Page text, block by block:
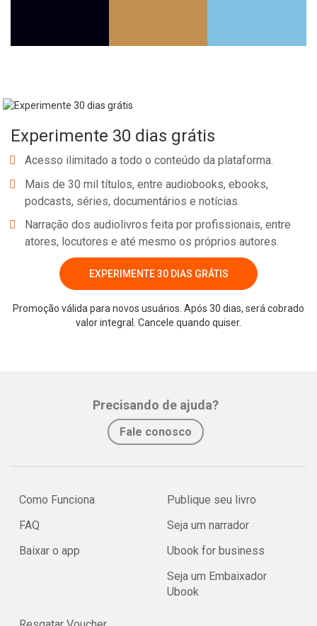
Experimente 30 dias grátis
Acesso ilimitado a todo o conteúdo da plataforma.
Mais de 30 mil títulos, entre audiobooks, ebooks,
podcasts, séries, documentários e notícias.
Narração dos audiolivros feita por profissionais, entre
atores, locutores e até mesmo os próprios autores.
EXPERIMENTE 30 DIAS GRÁTIS
Promoção válida para novos usuários. Após 30 dias, será cobrado
valor integral. Cancele quando quiser.
Precisando de ajuda?
Fale conosco
Como Funciona
FAQ
Baixar o app
Publique seu livro
Seja um narrador
Ubook for business
Seja um Embaixador
Ubook